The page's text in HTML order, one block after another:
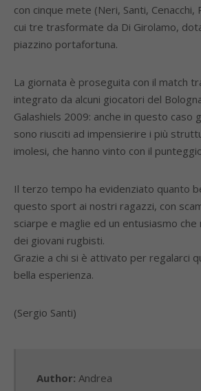
con cinque mete (Neri, Santi, Cenacchi,
cui tre trasformate da Di Girolamo,
piazzino portafortuna.
La giornata è proseguita con il match
integrato da alcuni giocatori del
Galashiels 2009: anche in questo caso
sono riusciti ad impensierire i più
imolesi, che hanno vinto con il
Il terzo tempo ha evidenziato quanto
questo sport ai nostri ragazzi, con
sciarpe e maglie ed un entusiasmo
dei giovani rugbisti.
Grazie a chi si è attivato per regalarci
bella esperienza.
(Sergio Santi)
Author: Andrea